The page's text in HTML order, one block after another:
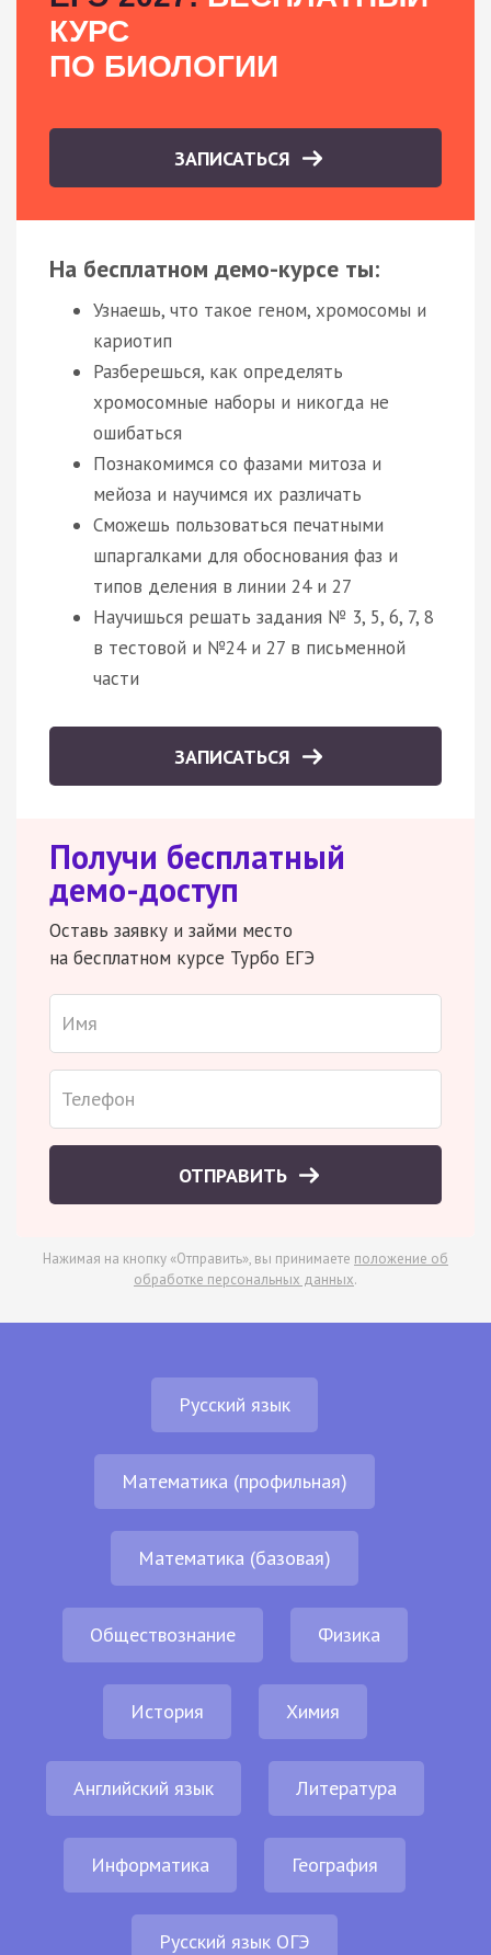
КУРС
ПО БИОЛОГИИ
ЗАПИСАТЬСЯ
На бесплатном демо-курсе ты:
Узнаешь, что такое геном, хромосомы и
кариотип
Разберешься, как определять
хромосомные наборы и никогда не
ошибаться
Познакомимся со фазами митоза и
мейоза и научимся их различать
Сможешь пользоваться печатными
шпаргалками для обоснования фаз и
типов деления в линии 24 и 27
Научишься решать задания № 3, 5, 6, 7, 8
в тестовой и №24 и 27 в письменной
части
ЗАПИСАТЬСЯ
Получи бесплатный
демо-доступ
Оставь заявку и займи место
на бесплатном курсе Турбо ЕГЭ
ОТПРАВИТЬ
Нажимая на кнопку «Отправить», вы принимаете положение об
обработке персональных данных.
Русский язык
Математика (профильная)
Математика (базовая)
Обществознание Физика
История Химия
Английский язык Литература
Информатика География
Русский язык ОГЭ